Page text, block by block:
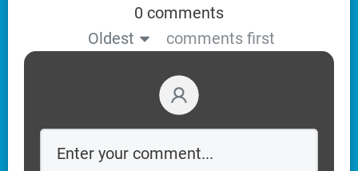
0 comments
Oldest
comments first